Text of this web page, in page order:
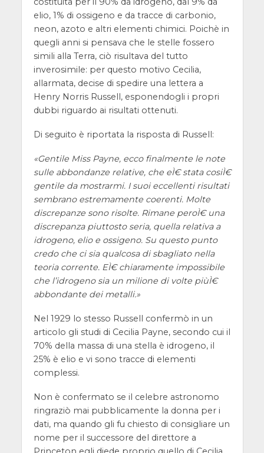
elio, 1% di ossigeno e da tracce di carbonio,
neon, azoto e altri elementi chimici. Poichè in
quegli anni si pensava che le stelle fossero
simili alla Terra, ciò risultava del tutto
inverosimile: per questo motivo Cecilia,
allarmata, decise di spedire una lettera a
Henry Norris Russell, esponendogli i propri
dubbi riguardo ai risultati ottenuti.
Di seguito è riportata la risposta di Russell:
«Gentile Miss Payne, ecco finalmente le note
sulle abbondanze relative, che eÌ€ stata cosiÌ€
gentile da mostrarmi. I suoi eccellenti risultati
sembrano estremamente coerenti. Molte
discrepanze sono risolte. Rimane peroÌ€ una
discrepanza piuttosto seria, quella relativa a
idrogeno, elio e ossigeno. Su questo punto
credo che ci sia qualcosa di sbagliato nella
teoria corrente. EÌ€ chiaramente impossibile
che l’idrogeno sia un milione di volte piùÌ€
abbondante dei metalli.»
Nel 1929 lo stesso Russell confermò in un
articolo gli studi di Cecilia Payne, secondo cui il
70% della massa di una stella è idrogeno, il
25% è elio e vi sono tracce di elementi
complessi.
Non è confermato se il celebre astronomo
ringraziò mai pubblicamente la donna per i
dati, ma quando gli fu chiesto di consigliare un
nome per il successore del direttore a